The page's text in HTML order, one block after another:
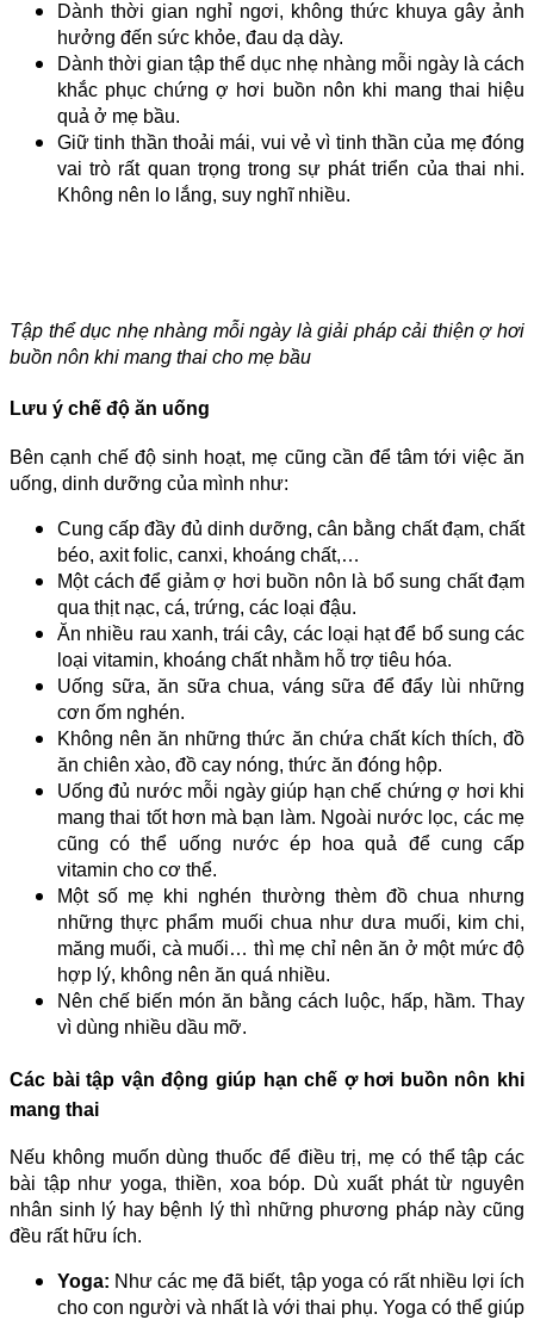
Dành thời gian nghỉ ngơi, không thức khuya gây ảnh
hưởng đến sức khỏe, đau dạ dày.
Dành thời gian tập thể dục nhẹ nhàng mỗi ngày là cách
khắc phục chứng ợ hơi buồn nôn khi mang thai hiệu
quả ở mẹ bầu.
Giữ tinh thần thoải mái, vui vẻ vì tinh thần của mẹ đóng
vai trò rất quan trọng trong sự phát triển của thai nhi.
Không nên lo lắng, suy nghĩ nhiều.
Tập thể dục nhẹ nhàng mỗi ngày là giải pháp cải thiện ợ hơi
buồn nôn khi mang thai cho mẹ bầu
Lưu ý chế độ ăn uống
Bên cạnh chế độ sinh hoạt, mẹ cũng cần để tâm tới việc ăn
uống, dinh dưỡng của mình như:
Cung cấp đầy đủ dinh dưỡng, cân bằng chất đạm, chất
béo, axit folic, canxi, khoáng chất,…
Một cách để giảm ợ hơi buồn nôn là bổ sung chất đạm
qua thịt nạc, cá, trứng, các loại đậu.
Ăn nhiều rau xanh, trái cây, các loại hạt để bổ sung các
loại vitamin, khoáng chất nhằm hỗ trợ tiêu hóa.
Uống sữa, ăn sữa chua, váng sữa để đẩy lùi những
cơn ốm nghén.
Không nên ăn những thức ăn chứa chất kích thích, đồ
ăn chiên xào, đồ cay nóng, thức ăn đóng hộp.
Uống đủ nước mỗi ngày giúp hạn chế chứng ợ hơi khi
mang thai tốt hơn mà bạn làm. Ngoài nước lọc, các mẹ
cũng có thể uống nước ép hoa quả để cung cấp
vitamin cho cơ thể.
Một số mẹ khi nghén thường thèm đồ chua nhưng
những thực phẩm muối chua như dưa muối, kim chi,
măng muối, cà muối… thì mẹ chỉ nên ăn ở một mức độ
hợp lý, không nên ăn quá nhiều.
Nên chế biến món ăn bằng cách luộc, hấp, hầm. Thay
vì dùng nhiều dầu mỡ.
Các bài tập vận động giúp hạn chế ợ hơi buồn nôn khi
mang thai
Nếu không muốn dùng thuốc để điều trị, mẹ có thể tập các
bài tập như yoga, thiền, xoa bóp. Dù xuất phát từ nguyên
nhân sinh lý hay bệnh lý thì những phương pháp này cũng
đều rất hữu ích.
Yoga: Như các mẹ đã biết, tập yoga có rất nhiều lợi ích
cho con người và nhất là với thai phụ. Yoga có thể giúp